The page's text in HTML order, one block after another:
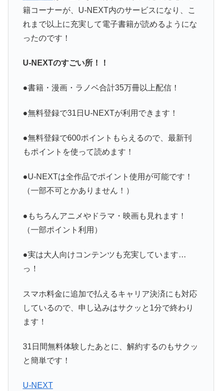
籍コーナーが、U-NEXT内のサービスになり、こ
れまで以上に充実して電子書籍が読めるようにな
ったのです！
U-NEXTのすごい所！！
●書籍・漫画・ラノベ合計35万冊以上配信！
●無料登録で31日U-NEXTが利用できます！
●無料登録で600ポイントもらえるので、最新刊
もポイントを使って読めます！
●U-NEXTは全作品でポイント使用が可能です！
（一部不可とかありません！）
●もちろんアニメやドラマ・映画も見れます！
（一部ポイント利用）
●実は大人向けコンテンツも充実しています…
っ！
スマホ料金に追加で払えるキャリア決済にも対応
しているので、申し込みはサクッと1分で終わり
ます！
31日間無料体験したあとに、解約するのもサクッ
と簡単です！
U-NEXT